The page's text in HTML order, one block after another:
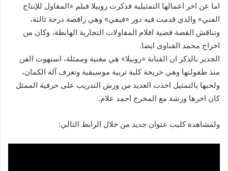
اما عن اخر اعمالها التمثيلية فذكرت روبيلا فيلم «المقاول للإنتاج
الفني» والذي قدمت فيه دور «فيفي» وهي راقصة درجة ثالثة،
وتناقش القصة قضية افلام المقاولات التجارية الهابطة، وكان من
اخراج محمد القناوى ايضا.
الجدير بالذكر ان الفنانة «روبيلا» هي مغنية وممثلة، استهوت الفن
منذ طفولتها وهي خريجة كلية تربية موسيقية وتعزف آلة الكمان،
ولحبها بالتمثيل اخذت العديد من ورش التدريب على حرفية الممثل
كان اخرها ورشة مع المخرج احمد علام.
ولمشاهدة كليب عنوان جديد من خلال الرابط التالي: